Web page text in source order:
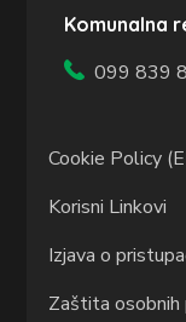
Komunalna
099 839
Cookie Policy
Korisni Linkovi
Izjava o
Zaštita osobnih